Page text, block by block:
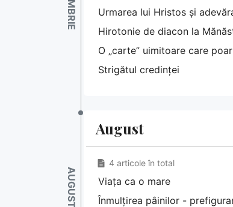
Urmarea lui Hristos și
Hirotonie de diacon la
O „carte” uimitoare care
Strigătul credinței
August
4 articole în total
Viața ca o mare
Înmulțirea pâinilor -